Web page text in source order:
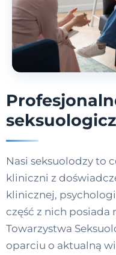
Nasi seksuolodzy to
kliniczni z
klinicznej,
część z nich posiada
Towarzystwa
oparciu o aktualną